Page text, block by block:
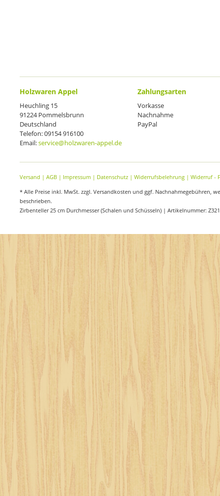
Holzwaren Appel
Heuchling 15
91224 Pommelsbrunn
Deutschland
Telefon: 09154 916100
Email:service@holzwaren-appel.de
Zahlungsarten
Vorkasse
Nachnahme
PayPal
Versand | AGB | Impressum | Datenschutz | Widerrufsbelehrung | Widerruf -
* Alle Preise inkl. MwSt. zzgl. Versandkosten und ggf. Nachnahmegebühren,
beschrieben.
Zirbenteller 25 cm Durchmesser (Schalen und Schüsseln) | Artikelnummer: